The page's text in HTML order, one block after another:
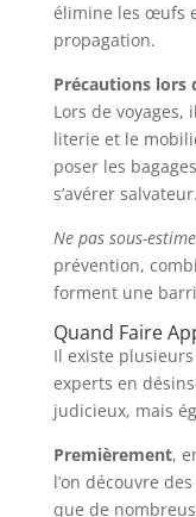
élimine les œufs
propagation.
Précautions lors
Lors de
literie et le
poser les
s’avérer salvateur.
Ne pas sous-
prévention,
forment une
Quand Faire
Il existe
experts en
judicieux, mais
Premièrement,
l’on découvre des
que de